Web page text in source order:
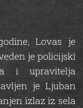
Lovas je
je policijski
i upravitelja
je Ljuban
izlaz iz sela